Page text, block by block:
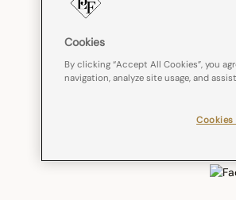
Cookies
By clicking “Accept All Cookies”, you
navigation, analyze site usage, and